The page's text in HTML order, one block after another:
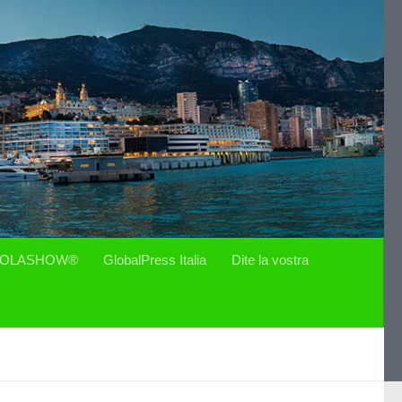
GlobalPress Italia Dite la vostra